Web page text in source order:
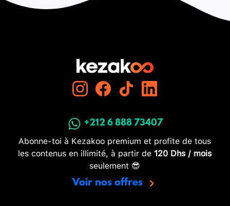
+212 6 888 73407
Abonne-toi à Kezakoo premium et profite de tous
les contenus en illimité, à partir de 120 Dhs / mois
seulement 😎
Voir nos offres